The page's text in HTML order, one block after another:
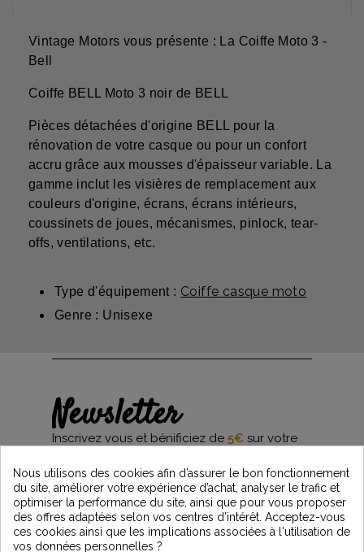
Vintage Motors vous présente : La Coiffe Moto 3 -
Bell
Coiffe BELL Moto 3 noir de BELL
Pièces détachées d'origine BELL pour la
rénovation de votre casque ou pour un confort
accru grâce aux mousses d'épaisseur variable. La
gamme inclut les visières de remplacement aux
couleurs d'origine, écrans, écrans intérieurs,
coussinets de joues, mécanismes, pinlock, tear-
offs, ventilations, etc.
Type d'équipement : Coiffe casque moto
Genre : Unisexe
Newsletter
Inscrivez vous et bénificiez de 5€ sur votre
et restez informés des dernières nouveautés
Vintage Motors
*Dès 99€ d'achat. En vous abonnant à notre newsletter, vous reconnaissez avoir pris
Nous utilisons des cookies afin d’assurer le bon fonctionnement
du site, améliorer votre expérience d’achat, analyser le trafic et
optimiser la performance du site, ainsi que pour vous proposer
des offres adaptées selon vos centres d’intérêt. Acceptez-vous
ces cookies ainsi que les implications associées à l'utilisation de
vos données personnelles ?